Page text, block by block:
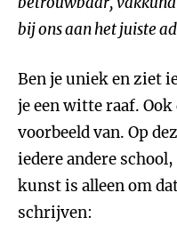
bij ons aan het juiste
Ben je uniek en ziet
je een witte raaf.
voorbeeld van. Op
iedere andere
kunst is alleen om
schrijven: